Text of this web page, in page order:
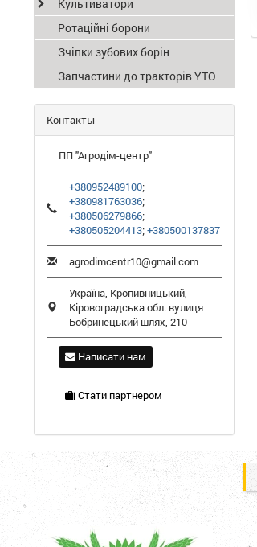
Культиватори
Ротаційні борони
Зчіпки зубових борін
Запчастини до тракторів YTO
Контакты
ПП "Агродім-центр"
+380952489100;
+380981763036;
+380506279866;
+380505204413;+380500137837
agrodimcentr10@gmail.com
Україна, Кропивницький,
Кіровоградська обл. вулиця
Бобринецький шлях, 210
Написати нам
Стати партнером